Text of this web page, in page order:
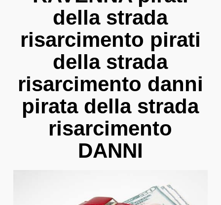
della strada
risarcimento pirati
della strada
risarcimento danni
pirata della strada
risarcimento
DANNI